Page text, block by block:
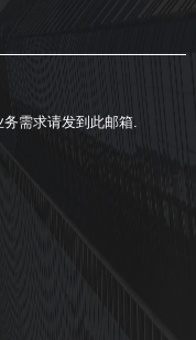
需求请发到此邮箱.